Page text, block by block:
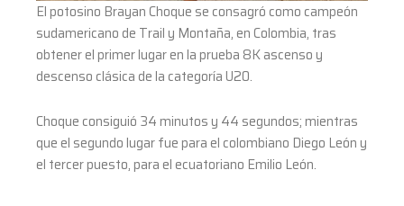
El potosino Brayan Choque se consagró como campeón
sudamericano de Trail y Montaña, en Colombia, tras
obtener el primer lugar en la prueba 8K ascenso y
descenso clásica de la categoría U20.
Choque consiguió 34 minutos y 44 segundos; mientras
que el segundo lugar fue para el colombiano Diego León y
el tercer puesto, para el ecuatoriano Emilio León.